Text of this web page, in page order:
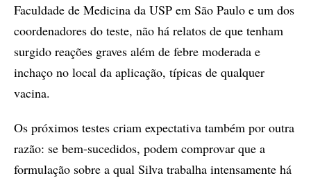
Faculdade de Medicina da USP em São Paulo e um dos
coordenadores do teste, não há relatos de que tenham
surgido reações graves além de febre moderada e
inchaço no local da aplicação, típicas de qualquer
vacina.
Os próximos testes criam expectativa também por outra
razão: se bem-sucedidos, podem comprovar que a
formulação sobre a qual Silva trabalha intensamente há